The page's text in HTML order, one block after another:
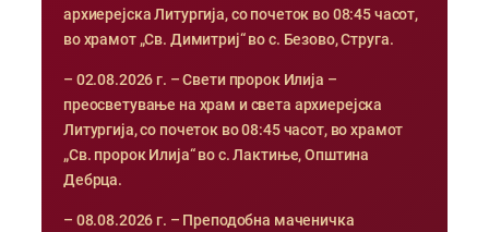
архиерејска Литургија, со почеток во 08:45 часот,
во храмот „Св. Димитриј“ во с. Безово, Струга.
– 02.08.2026 г. – Свети пророк Илија –
преосветување на храм и света архиерејска
Литургија, со почеток во 08:45 часот, во храмот
„Св. пророк Илија“ во с. Лактиње, Општина
Дебрца.
– 08.08.2026 г. – Преподобна маченичка